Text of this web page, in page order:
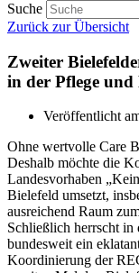
Suche
Zurück zur Übersicht
Zweiter
in der Pflege und
Veröffentlicht
Ohne wertvolle Care
Deshalb möchte die
Landesvorhaben
Bielefeld umsetzt,
ausreichend Raum
Schließlich herrscht in
bundesweit ein
Koordinierung der